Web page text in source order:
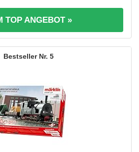
TOP ANGEBOT »
5